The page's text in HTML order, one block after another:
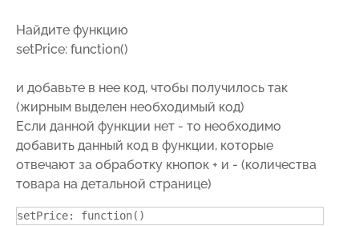
Найдите функцию
setPrice: function()
и добавьте в нее код, чтобы получилось так
(жирным выделен необходимый код)
Если данной функции нет - то необходимо
добавить данный код в функции, которые
отвечают за обработку кнопок + и - (количества
товара на детальной странице)